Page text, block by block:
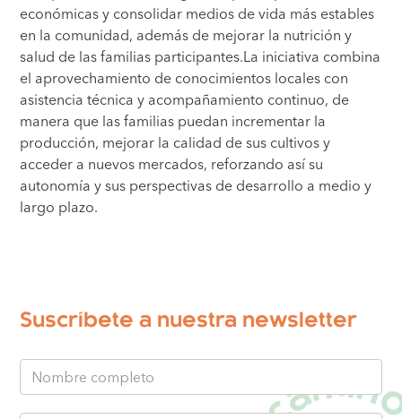
económicas y consolidar medios de vida más estables
en la comunidad, además de mejorar la nutrición y
salud de las familias participantes.La iniciativa combina
el aprovechamiento de conocimientos locales con
asistencia técnica y acompañamiento continuo, de
manera que las familias puedan incrementar la
producción, mejorar la calidad de sus cultivos y
acceder a nuevos mercados, reforzando así su
autonomía y sus perspectivas de desarrollo a medio y
largo plazo.
Suscríbete a nuestra newsletter